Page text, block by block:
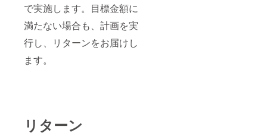
で実施します。目標金額に
満たない場合も、計画を実
行し、リターンをお届けし
ます。
リターン